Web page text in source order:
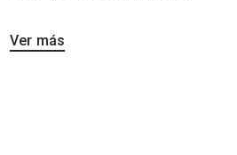
Ver más